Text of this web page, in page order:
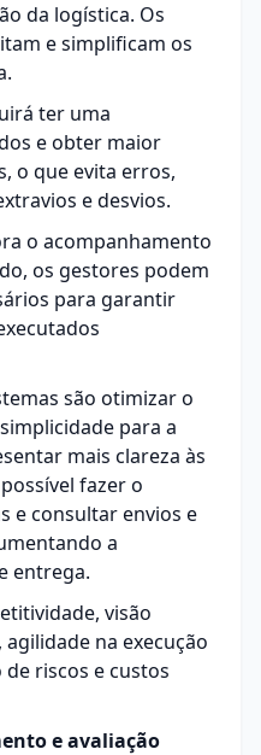
da logística. Os
e simplificam os
ter uma
e obter maior
o que evita erros,
e desvios.
o acompanhamento
os gestores podem
para garantir
são otimizar o
para a
mais clareza às
fazer o
e consultar envios e
a
entrega.
visão
na execução
riscos e custos
e avaliação